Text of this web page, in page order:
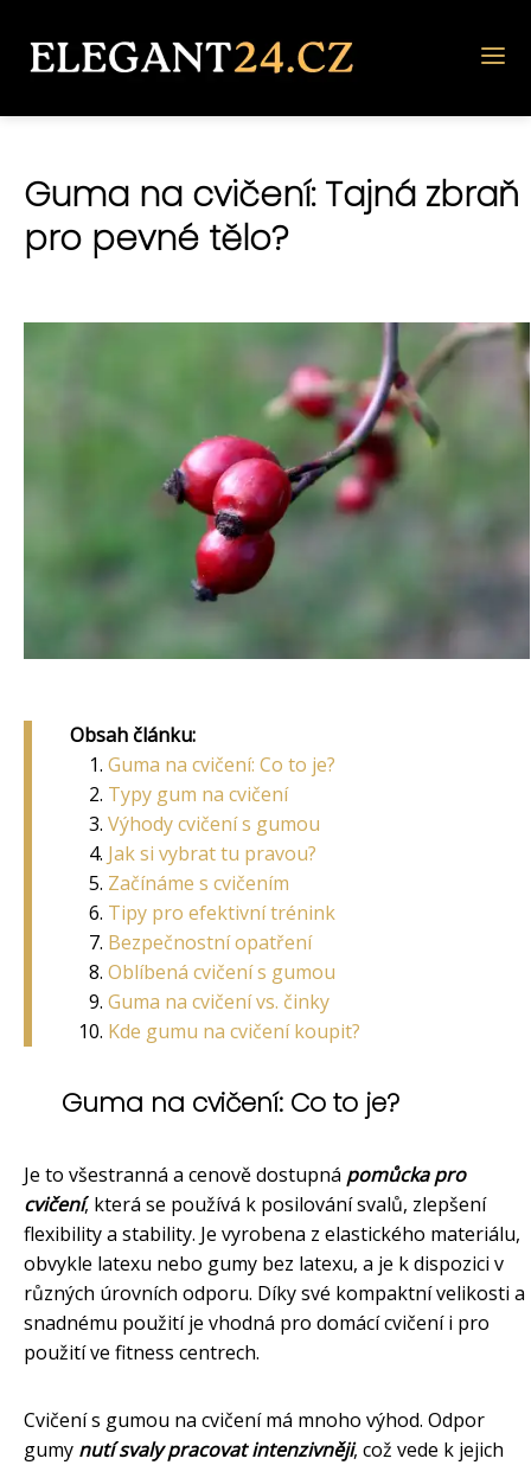
Guma na cvičení: Tajná zbraň
pro pevné tělo?
Obsah článku:
Guma na cvičení: Co to je?
Typy gum na cvičení
Výhody cvičení s gumou
Jak si vybrat tu pravou?
Začínáme s cvičením
Tipy pro efektivní trénink
Bezpečnostní opatření
Oblíbená cvičení s gumou
Guma na cvičení vs. činky
Kde gumu na cvičení koupit?
Guma na cvičení: Co to je?
Je to všestranná a cenově dostupná pomůcka pro
cvičení, která se používá k posilování svalů, zlepšení
flexibility a stability. Je vyrobena z elastického materiálu,
obvykle latexu nebo gumy bez latexu, a je k dispozici v
různých úrovních odporu. Díky své kompaktní velikosti a
snadnému použití je vhodná pro domácí cvičení i pro
použití ve fitness centrech.
Cvičení s gumou na cvičení má mnoho výhod. Odpor
gumy nutí svaly pracovat intenzivněji, což vede k jejich